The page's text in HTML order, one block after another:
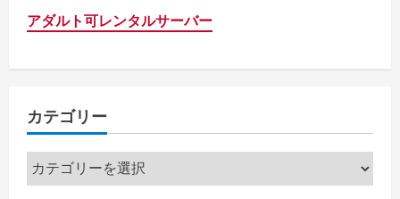
アダルト可レンタルサーバー
カテゴリー
カ
テ